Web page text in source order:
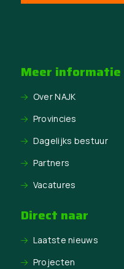
Meer informatie
Over NAJK
Provincies
Dagelijks bestuur
Partners
Vacatures
Direct naar
Laatste nieuws
Projecten